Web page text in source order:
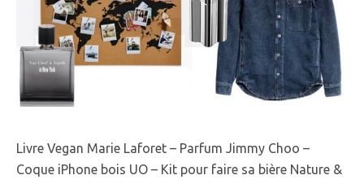
Livre Vegan Marie Laforet – Parfum Jimmy Choo –
Coque iPhone bois UO – Kit pour faire sa bière Nature &